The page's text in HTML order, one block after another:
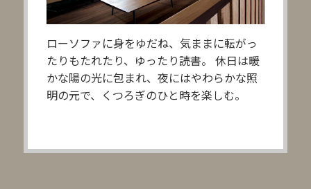
ローソファに身をゆだね、気ままに転がっ
たりもたれたり、ゆったり読書。
休日は暖
かな陽の光に包まれ、夜にはやわらかな照
明の元で、くつろぎのひと時を楽しむ。